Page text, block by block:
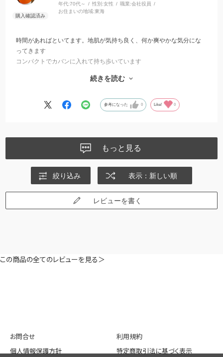
年代:70代～ 性別:女性 職業:会社役員
お住まいの地域:東海
時間があればといてます。地肌が気持ち良く、何か爽やかな気分にな
ってきます
コンパクトでカバンに入れて持ち歩いています
毎日の大切なアイテムになりました
続きを読む
参考になった 0 Like! 0
もっと見る
絞り込み 表示：新しい順
レビューを書く
この商品の全てのレビューを見る＞
お問合せ
利用規約
個人情報保護方針
特定商取引法に基づく表示